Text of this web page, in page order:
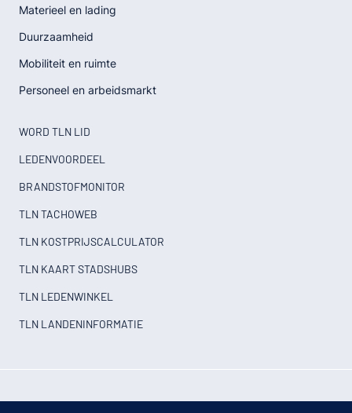
Materieel en lading
Duurzaamheid
Mobiliteit en ruimte
Personeel en arbeidsmarkt
WORD TLN LID
LEDENVOORDEEL
BRANDSTOFMONITOR
TLN TACHOWEB
TLN KOSTPRIJSCALCULATOR
TLN KAART STADSHUBS
TLN LEDENWINKEL
TLN LANDENINFORMATIE